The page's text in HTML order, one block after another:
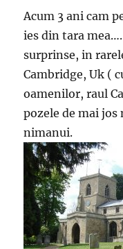
Acum 3 ani cam
ies din tara
surprinse, in
Cambridge, Uk (
oamenilor, raul
pozele de mai
nimanui.